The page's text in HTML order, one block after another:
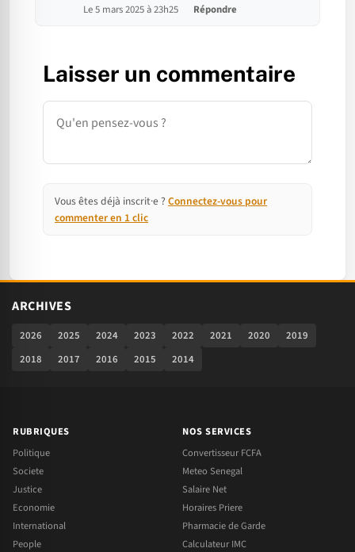
Le 5 mars 2025 à 23h25 Répondre
Laisser un commentaire
Commentaire
Vous êtes déjà inscrit·e ? Connectez-vous pour
commenter en 1 clic
ARCHIVES
2026 2025 2024 2023 2022 2021 2020
2019
2018
2017 2016 2015 2014
RUBRIQUES
Politique
Societe
Justice
Economie
International
People
NOS SERVICES
Convertisseur FCFA
Meteo Senegal
Salaire Net
Horaires Priere
Pharmacie de Garde
Calculateur IMC